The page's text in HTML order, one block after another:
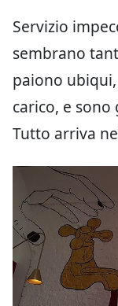
Servizio
sembrano
paiono
carico, e
Tutto arriva